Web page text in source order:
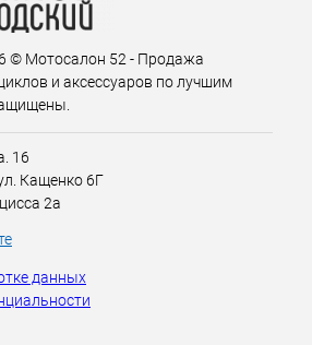
© Мотосалон 52 - Продажа
и аксессуаров по лучшим
16
Кащенко 6Г
2а
данных